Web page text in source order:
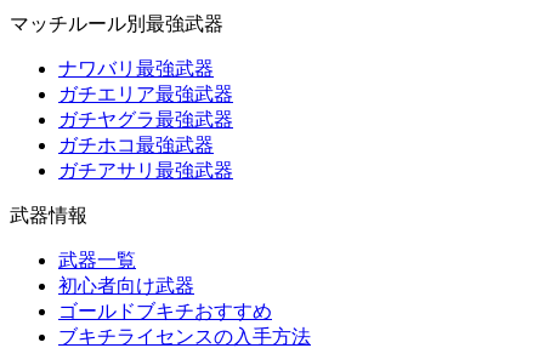
マッチルール別最強武器
ナワバリ最強武器
ガチエリア最強武器
ガチヤグラ最強武器
ガチホコ最強武器
ガチアサリ最強武器
武器情報
武器一覧
初心者向け武器
ゴールドブキチおすすめ
ブキチライセンスの入手方法